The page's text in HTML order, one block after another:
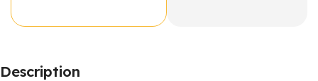
Description